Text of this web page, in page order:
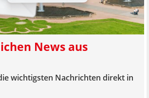
News aus
wichtigsten Nachrichten direkt in